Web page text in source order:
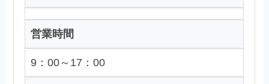
営業時間
9：00～17：00